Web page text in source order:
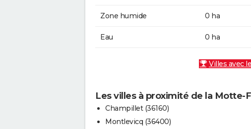
Zone humide 0 ha
Eau 0 ha
Villes avec
Les villes à proximité de la Motte-
Champillet (36160)
Montlevicq (36400)